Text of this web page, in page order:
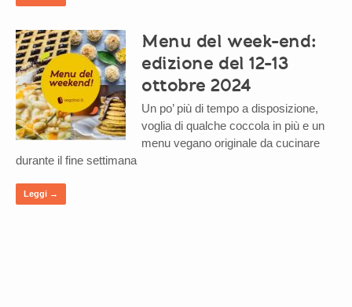
Menu del week-end:
edizione del 12-13
ottobre 2024
Un po’ più di tempo a disposizione,
voglia di qualche coccola in più e un
menu vegano originale da cucinare
durante il fine settimana
Leggi →